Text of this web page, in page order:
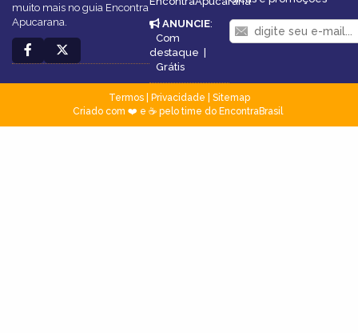
muito mais no guia Encontra
Apucarana.
ANUNCIE:
Com
destaque
Grátis
Termos| Privacidade
Sitemap
Criado com ❤️ e ☕ pelo time do EncontraBrasil